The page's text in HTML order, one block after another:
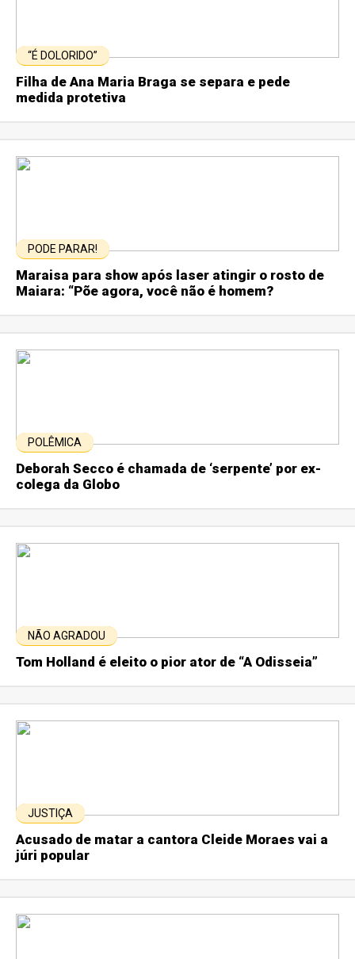
“É DOLORIDO”
Filha de Ana Maria Braga se separa e pede
medida protetiva
PODE PARAR!
Maraisa para show após laser atingir o rosto de
Maiara: “Põe agora, você não é homem?
POLÊMICA
Deborah Secco é chamada de ‘serpente’ por ex-
colega da Globo
NÃO AGRADOU
Tom Holland é eleito o pior ator de “A Odisseia”
JUSTIÇA
Acusado de matar a cantora Cleide Moraes vai a
júri popular